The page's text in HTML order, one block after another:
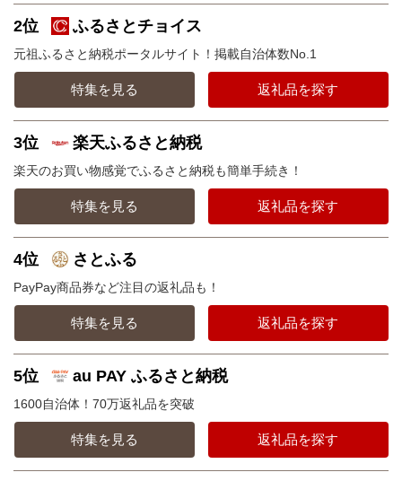
2位 ふるさとチョイス
元祖ふるさと納税ポータルサイト！掲載自治体数No.1
特集を見る 返礼品を探す
3位 楽天ふるさと納税
楽天のお買い物感覚でふるさと納税も簡単手続き！
特集を見る 返礼品を探す
4位 さとふる
PayPay商品券など注目の返礼品も！
特集を見る 返礼品を探す
5位 au PAY ふるさと納税
1600自治体！70万返礼品を突破
特集を見る 返礼品を探す